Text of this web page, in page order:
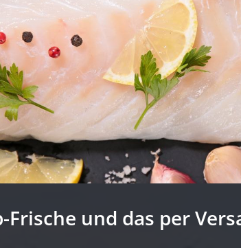
Frische und das per